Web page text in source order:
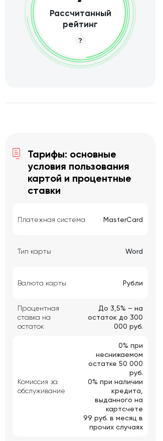
Рассчитанный
рейтинг
Тарифы: основные
условия пользования
картой и процентные
ставки
Платежная система MasterCard
Тип карты Word
Валюта карты Рубли
Процентная
ставка на
остаток
До 3,5% – на
остаток до 300
000 руб.
Комиссия за
обслуживание
0% при
неснижаемом
остатке 50 000
руб.
0% при наличии
кредита,
выданного на
картсчете
99 руб. в месяц в
прочих случаях